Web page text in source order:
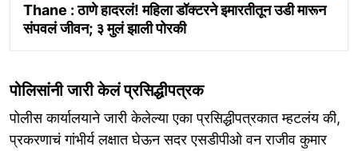
Thane : ठाणे हादरलं! महिला डॉक्टरने इमारतीतून उडी मारून
संपवलं जीवन; ३ मुलं झाली पोरकी
पोलिसांनी जारी केलं प्रसिद्धीपत्रक
पोलीस कार्यालयाने जारी केलेल्या एका प्रसिद्धीपत्रकात म्हटलंय की,
प्रकरणाचं गांभीर्य लक्षात घेऊन सदर एसडीपीओ वन राजीव कुमार